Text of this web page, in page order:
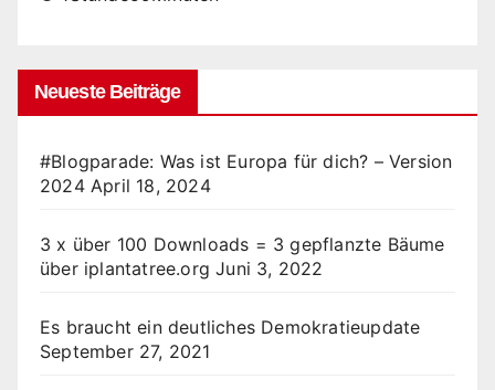
Neueste Beiträge
#Blogparade: Was ist Europa für dich? – Version
2024 April 18, 2024
3 x über 100 Downloads = 3 gepflanzte Bäume
über iplantatree.org Juni 3, 2022
Es braucht ein deutliches Demokratieupdate
September 27, 2021